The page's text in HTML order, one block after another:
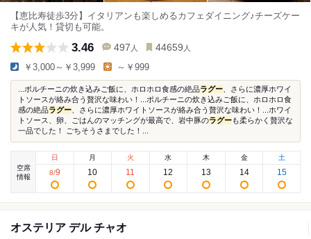
【恵比寿徒歩3分】イタリアンも楽しめるカフェダイニング♪チーズケー
キが人気！貸切も可能。
3.46 497 人 44659 人
￥3,000～￥3,999 ～￥999
...ポルチーニの炊き込みご飯に、ホロホロ食感の絶品ラグー 、さらに濃厚ホワイ
トソースが絡み合う贅沢な味わい！...ポルチーニの炊き込みご飯に、ホロホロ食
感の絶品ラグー 、さらに濃厚ホワイトソースが絡み合う贅沢な味わい！...ホワイ
トソース、卵、ごはんのマッチングが最高で、岩中豚のラグーも柔らかく贅沢な
一品でした！ ごちそうさまでした！...
空席
情報
日
8/9
月
10
火
11
水
12
木
13
金
14
土
15
オステリア デル チャオ